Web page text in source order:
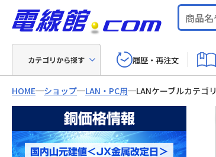
カテゴリから探す 履歴・再注文
HOME ショップ LAN・PC用 LANケーブルカテゴ
銅価格情報
国内山元建値＜JX金属改定日＞